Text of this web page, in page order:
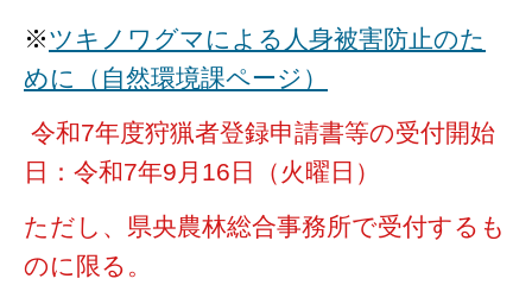
※ツキノワグマによる人身被害防止のた
めに（自然環境課ページ）
令和7年度狩猟者登録申請書等の受付開始
日：令和7年9月16日（火曜日）
ただし、県央農林総合事務所で受付するも
のに限る。